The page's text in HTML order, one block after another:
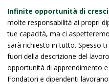
Infinite opportunità di
molte responsabilità ai propri
tue capacità, ma ci
sarà richiesto in tutto. Spesso
fuori della descrizione del
opportunità di apprendimento
Fondatori e dipendenti